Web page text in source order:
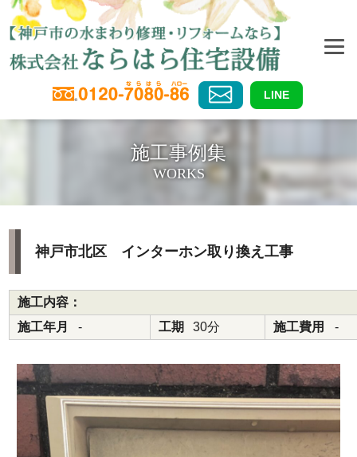
LINE
施工事例集
WORKS
神戸市北区 インターホン取り換え工事
施工内容：
施工年月
- 工期 30分 施工費用 -